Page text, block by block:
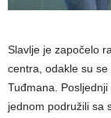
Slavlje je započelo
centra, odakle su
Tuđmana.
jednom podružili sa